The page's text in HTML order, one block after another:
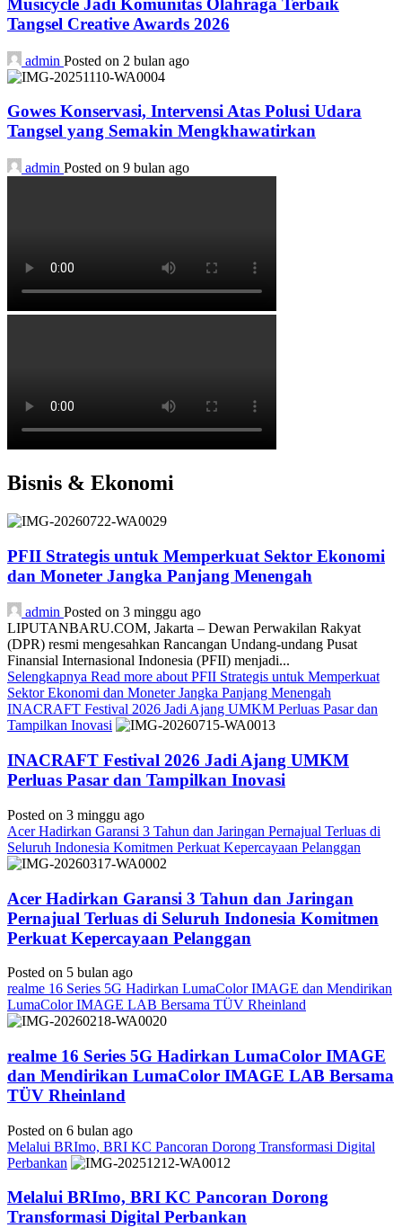
Musicycle Jadi Komunitas Olahraga Terbaik
Tangsel Creative Awards 2026
admin Posted on 2 bulan ago
Gowes Konservasi, Intervensi Atas Polusi Udara
Tangsel yang Semakin Mengkhawatirkan
admin Posted on 9 bulan ago
Bisnis & Ekonomi
PFII Strategis untuk Memperkuat Sektor Ekonomi
dan Moneter Jangka Panjang Menengah
admin Posted on 3 minggu ago
LIPUTANBARU.COM, Jakarta – Dewan Perwakilan Rakyat
(DPR) resmi mengesahkan Rancangan Undang-undang Pusat
Finansial Internasional Indonesia (PFII) menjadi...
Selengkapnya Read more about PFII Strategis untuk Memperkuat
Sektor Ekonomi dan Moneter Jangka Panjang Menengah
INACRAFT Festival 2026 Jadi Ajang UMKM Perluas Pasar dan
Tampilkan Inovasi
INACRAFT Festival 2026 Jadi Ajang UMKM
Perluas Pasar dan Tampilkan Inovasi
Posted on 3 minggu ago
Acer Hadirkan Garansi 3 Tahun dan Jaringan Pernajual Terluas di
Seluruh Indonesia Komitmen Perkuat Kepercayaan Pelanggan
Acer Hadirkan Garansi 3 Tahun dan Jaringan
Pernajual Terluas di Seluruh Indonesia Komitmen
Perkuat Kepercayaan Pelanggan
Posted on 5 bulan ago
realme 16 Series 5G Hadirkan LumaColor IMAGE dan Mendirikan
LumaColor IMAGE LAB Bersama TÜV Rheinland
realme 16 Series 5G Hadirkan LumaColor IMAGE
dan Mendirikan LumaColor IMAGE LAB Bersama
TÜV Rheinland
Posted on 6 bulan ago
Melalui BRImo, BRI KC Pancoran Dorong Transformasi Digital
Perbankan
Melalui BRImo, BRI KC Pancoran Dorong
Transformasi Digital Perbankan